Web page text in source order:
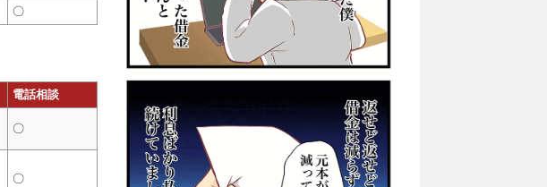
〇
電話相談
〇
〇